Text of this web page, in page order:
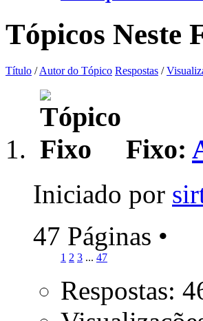
Tópicos Neste
Título /Autor do Tópico Respostas /
Fixo:
Iniciado por
47 Páginas •
1 2 3 ... 47
Respostas: